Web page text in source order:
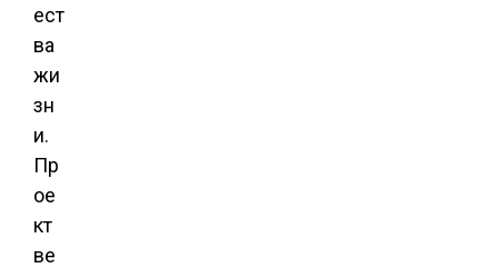
ест
ва
жи
зн
и.
Пр
ое
кт
ве